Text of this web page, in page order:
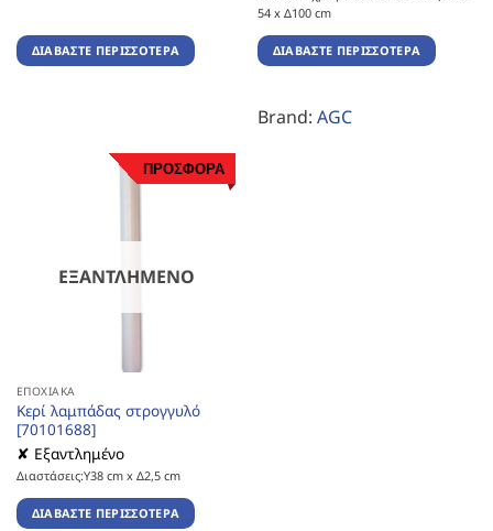
ΔΙΑΒΆΣΤΕ ΠΕΡΙΣΣΌΤΕΡΑ
54 x Δ100 cm
ΔΙΑΒΆΣΤΕ ΠΕΡΙΣΣΌΤΕΡΑ
Brand: AGC
ΠΡΟΣΦΟΡΑ
ΕΞΑΝΤΛΗΜΈΝΟ
ΕΠΟΧΙΑΚΆ
Κερί λαμπάδας στρογγυλό
[70101688]
✘ Εξαντλημένο
Διαστάσεις:Υ38 cm x Δ2,5 cm
ΔΙΑΒΆΣΤΕ ΠΕΡΙΣΣΌΤΕΡΑ